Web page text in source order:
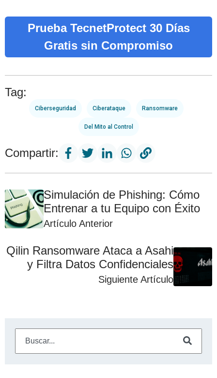
Prueba TecnetProtect 30 Días
Gratis sin Compromiso
Tag:
Ciberseguridad Ciberataque Ransomware
Del Mito al Control
Compartir:
Simulación de Phishing: Cómo
Entrenar a tu Equipo con Éxito
Artículo Anterior
Qilin Ransomware Ataca a Asahi
y Filtra Datos Confidenciales
Siguiente Artículo